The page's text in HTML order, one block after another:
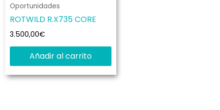
Oportunidades
ROTWILD R.X735 CORE
3.500,00€
Añadir al carrito